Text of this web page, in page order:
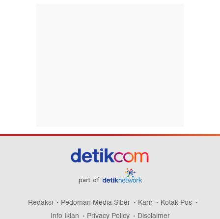
part of
Redaksi Pedoman Media Siber Karir
Kotak Pos
Info Iklan
Privacy Policy Disclaimer